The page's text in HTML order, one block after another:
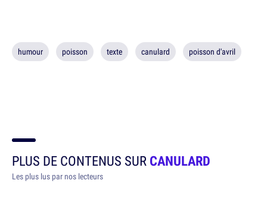
humour poisson texte canulard poisson d'avril
PLUS DE CONTENUS SURCANULARD
Les plus lus par nos lecteurs